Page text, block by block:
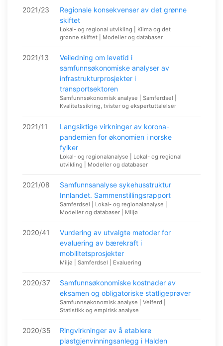
2021/23
Regionale konsekvenser av det grønne
skiftet
Lokal- og regional utvikling | Klima og det
grønne skiftet | Modeller og databaser
2021/13
Veiledning om levetid i
samfunnsøkonomiske analyser av
infrastrukturprosjekter i
transportsektoren
Samfunnsøkonomisk analyse | Samferdsel |
Kvalitetssikring, tvister og ekspertuttalelser
2021/11
Langsiktige virkninger av korona-
pandemien for økonomien i norske
fylker
Lokal- og regionalanalyse | Lokal- og regional
utvikling | Modeller og databaser
2021/08
Samfunnsanalyse sykehusstruktur
Innlandet. Sammenstillingsrapport
Samferdsel | Lokal- og regionalanalyse |
Modeller og databaser | Miljø
2020/41
Vurdering av utvalgte metoder for
evaluering av bærekraft i
mobilitetsprosjekter
Miljø | Samferdsel | Evaluering
2020/37
Samfunnsøkonomiske kostnader av
eksamen og obligatoriske statligeprøver
Samfunnsøkonomisk analyse | Velferd |
Statistikk og empirisk analyse
2020/35
Ringvirkninger av å etablere
plastgjenvinningsanlegg i Halden